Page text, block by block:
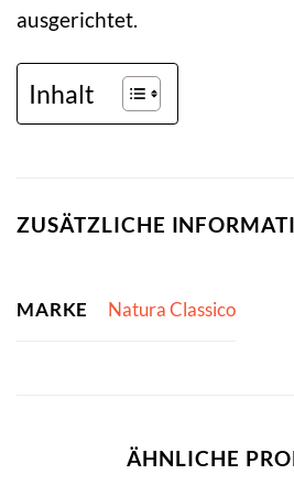
ausgerichtet.
Inhalt
ZUSÄTZLICHE
MARKE Natura Classico
ÄHNLICHE